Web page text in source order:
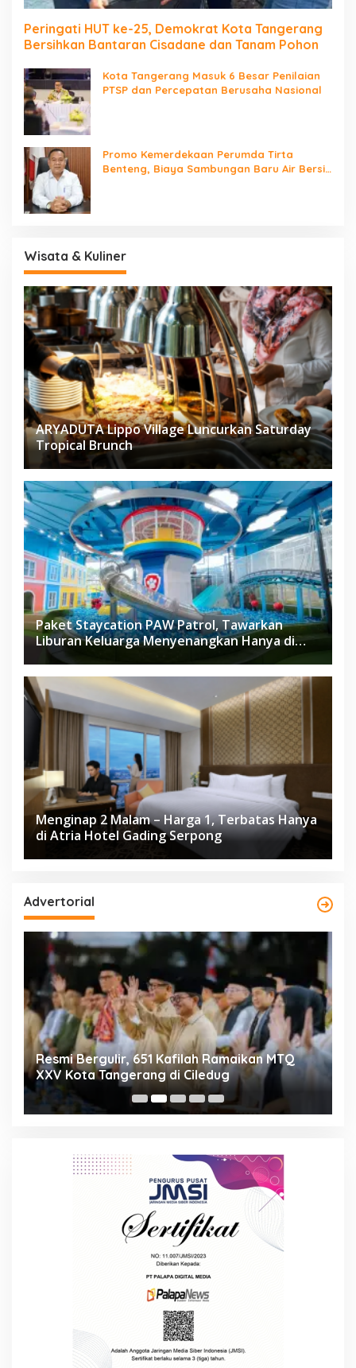
Peringati HUT ke-25, Demokrat Kota Tangerang
Bersihkan Bantaran Cisadane dan Tanam Pohon
Kota Tangerang Masuk 6 Besar Penilaian
PTSP dan Percepatan Berusaha Nasional
Promo Kemerdekaan Perumda Tirta
Benteng, Biaya Sambungan Baru Air Bersih
Wisata & Kuliner
ARYADUTA Lippo Village Luncurkan Saturday
Tropical Brunch
Paket Staycation PAW Patrol, Tawarkan
Liburan Keluarga Menyenangkan Hanya di
Herloom Hotel BSD
Menginap 2 Malam – Harga 1, Terbatas Hanya
di Atria Hotel Gading Serpong
Advertorial
Resmi Bergulir, 651 Kafilah Ramaikan MTQ
XXV Kota Tangerang di Ciledug